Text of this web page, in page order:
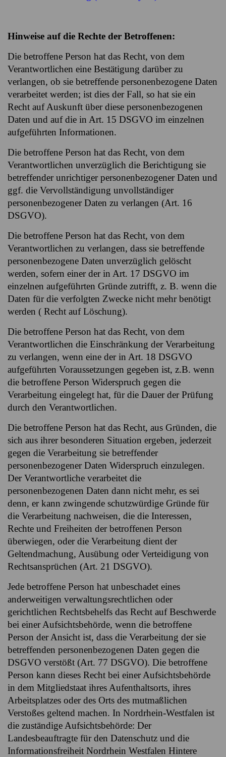
Hinweise auf die Rechte der Betroffenen:
Die betroffene Person hat das Recht, von dem
Verantwortlichen eine Bestätigung darüber zu
verlangen, ob sie betreffende personenbezogene Daten
verarbeitet werden; ist dies der Fall, so hat sie ein
Recht auf Auskunft über diese personenbezogenen
Daten und auf die in Art. 15 DSGVO im einzelnen
aufgeführten Informationen.
Die betroffene Person hat das Recht, von dem
Verantwortlichen unverzüglich die Berichtigung sie
betreffender unrichtiger personenbezogener Daten und
ggf. die Vervollständigung unvollständiger
personenbezogener Daten zu verlangen (Art. 16
DSGVO).
Die betroffene Person hat das Recht, von dem
Verantwortlichen zu verlangen, dass sie betreffende
personenbezogene Daten unverzüglich gelöscht
werden, sofern einer der in Art. 17 DSGVO im
einzelnen aufgeführten Gründe zutrifft, z. B. wenn die
Daten für die verfolgten Zwecke nicht mehr benötigt
werden ( Recht auf Löschung).
Die betroffene Person hat das Recht, von dem
Verantwortlichen die Einschränkung der Verarbeitung
zu verlangen, wenn eine der in Art. 18 DSGVO
aufgeführten Voraussetzungen gegeben ist, z.B. wenn
die betroffene Person Widerspruch gegen die
Verarbeitung eingelegt hat, für die Dauer der Prüfung
durch den Verantwortlichen.
Die betroffene Person hat das Recht, aus Gründen, die
sich aus ihrer besonderen Situation ergeben, jederzeit
gegen die Verarbeitung sie betreffender
personenbezogener Daten Widerspruch einzulegen.
Der Verantwortliche verarbeitet die
personenbezogenen Daten dann nicht mehr, es sei
denn, er kann zwingende schutzwürdige Gründe für
die Verarbeitung nachweisen, die die Interessen,
Rechte und Freiheiten der betroffenen Person
überwiegen, oder die Verarbeitung dient der
Geltendmachung, Ausübung oder Verteidigung von
Rechtsansprüchen (Art. 21 DSGVO).
Jede betroffene Person hat unbeschadet eines
anderweitigen verwaltungsrechtlichen oder
gerichtlichen Rechtsbehelfs das Recht auf Beschwerde
bei einer Aufsichtsbehörde, wenn die betroffene
Person der Ansicht ist, dass die Verarbeitung der sie
betreffenden personenbezogenen Daten gegen die
DSGVO verstößt (Art. 77 DSGVO). Die betroffene
Person kann dieses Recht bei einer Aufsichtsbehörde
in dem Mitgliedstaat ihres Aufenthaltsorts, ihres
Arbeitsplatzes oder des Orts des mutmaßlichen
Verstoßes geltend machen. In Nordrhein-Westfalen ist
die zuständige Aufsichtsbehörde: Der
Landesbeauftragte für den Datenschutz und die
Informationsfreiheit Nordrhein Westfalen Hintere